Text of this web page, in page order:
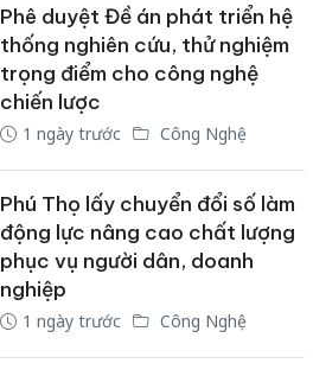
Phê duyệt Đề án phát triển hệ
thống nghiên cứu, thử nghiệm
trọng điểm cho công nghệ
chiến lược
1 ngày trước Công Nghệ
Phú Thọ lấy chuyển đổi số làm
động lực nâng cao chất lượng
phục vụ người dân, doanh
nghiệp
1 ngày trước Công Nghệ